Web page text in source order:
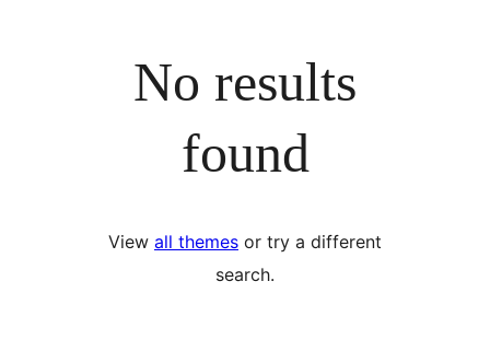
No results
found
View all themes or try a different
search.